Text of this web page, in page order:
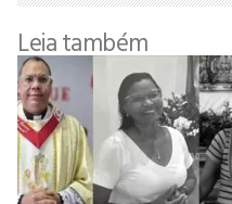
Leia também